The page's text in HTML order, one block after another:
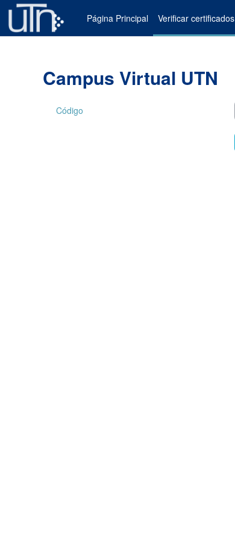
Salta al contenido principal
Página Principal
Verificar certificados
Campus Virtual UTN
Código